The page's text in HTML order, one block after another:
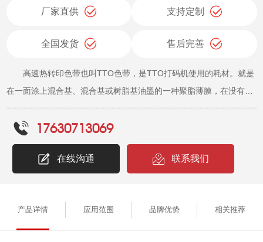
厂家直供 支持定制
全国发货 售后完善
高速热转印色带也叫TTO色带，是TTO打码机使用的耗材。就是
在一面涂上混合基、混合基或树脂基油墨的一种聚脂薄膜，在没有油
打码机打印头的热量和压力作用下，相应的文字、条形码、图片等信
息转移到软薄膜或标签上。 TTO色带是专门配套在伟迪捷、马肯
依玛士、多米诺、迪凯、研捷等热转印打码机上，打印的内容自由，
观。 TTO色带不使用字粒，因此不需要排列和调整字粒，也不需
要标签，可以直接打印在包装材料上。 常用的规格：
17630713069
在线沟通 联系我们
产品详情 应用范围 品牌优势 相关推荐